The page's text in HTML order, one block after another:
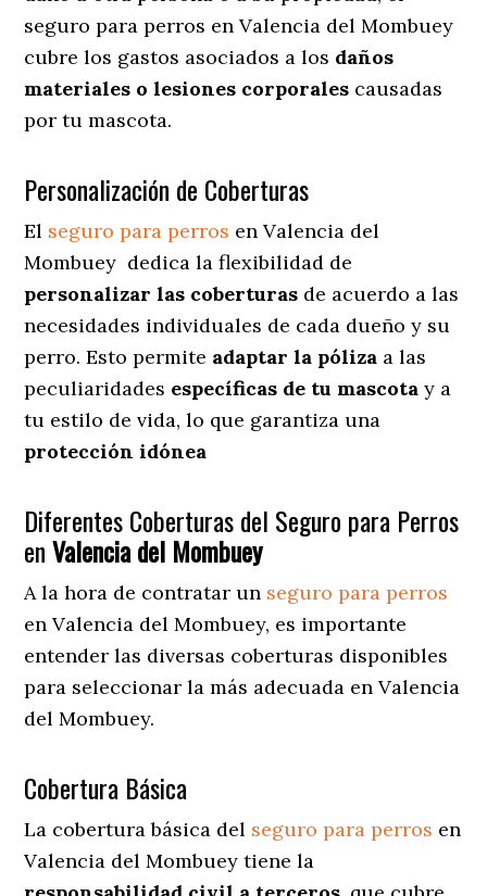
seguro para perros en Valencia del Mombuey
cubre los gastos asociados a los daños
materiales o lesiones corporales causadas
por tu mascota.
Personalización de Coberturas
El seguro para perros en Valencia del
Mombuey dedica la flexibilidad de
personalizar las coberturas de acuerdo a las
necesidades individuales de cada dueño y su
perro. Esto permite adaptar la póliza a las
peculiaridades específicas de tu mascota y a
tu estilo de vida, lo que garantiza una
protección idónea
Diferentes Coberturas del Seguro para Perros
en Valencia del Mombuey
A la hora de contratar un seguro para perros
en Valencia del Mombuey, es importante
entender las diversas coberturas disponibles
para seleccionar la más adecuada en Valencia
del Mombuey.
Cobertura Básica
La cobertura básica del seguro para perros en
Valencia del Mombuey tiene la